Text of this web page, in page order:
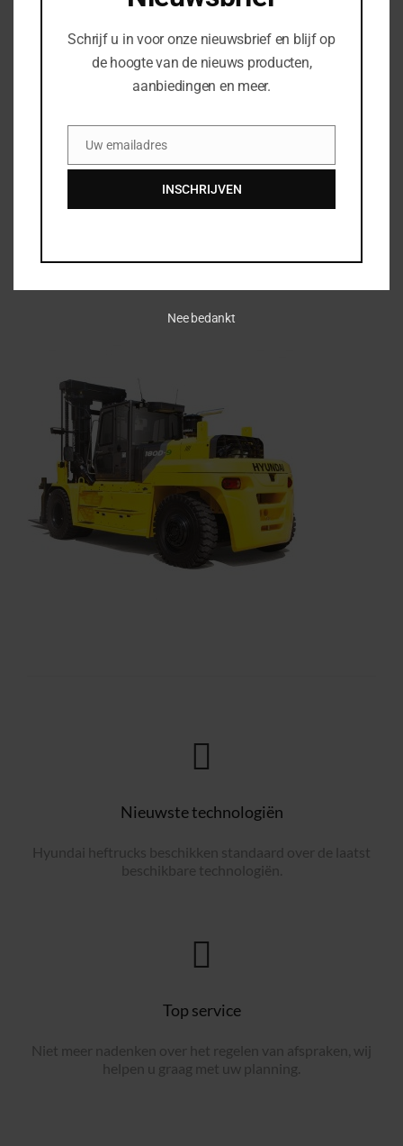
Bedrijfsnaam
Uw vraag of opmerking
Nieuwste technologiën
Hyundai heftrucks beschikken standaard over de laatst
beschikbare technologiën.
Top service
Niet meer nadenken over het regelen van afspraken, wij
helpen u graag met uw planning.
Schrijf u in voor onze nieuwsbrief en blijf op
de hoogte van de nieuws producten,
aanbiedingen en meer.
EmailUw emailadres
INSCHRIJVEN
Nee bedankt